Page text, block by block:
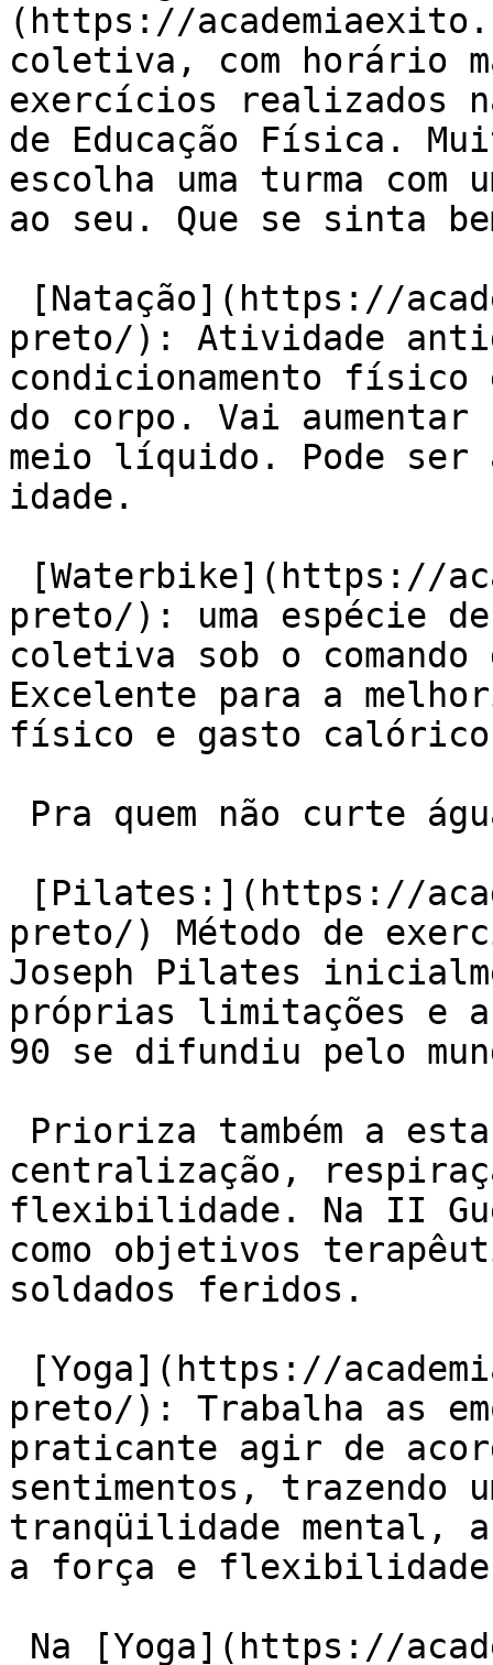
(https://
coletiva, com horário
exercícios realizados
de Educação Física.
escolha uma turma com
ao seu. Que se sinta
preto/): Atividade
condicionamento físico
do corpo. Vai aumentar
meio líquido. Pode ser
idade.
preto/): uma espécie
coletiva sob o
Excelente para a
físico e gasto calórico
preto/) Método de
Joseph Pilates
próprias limitações e
90 se difundiu pelo
centralização,
flexibilidade. Na II
como objetivos
soldados feridos.
preto/): Trabalha as
praticante agir de
sentimentos, trazendo
tranqüilidade mental,
a força e